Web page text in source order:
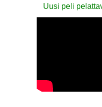
Uusi peli